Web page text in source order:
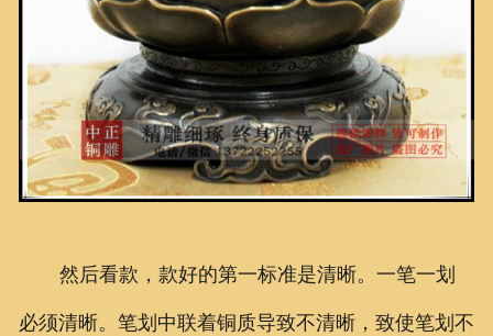
然后看款，款好的第一标准是清晰。一笔一划
必须清晰。笔划中联着铜质导致不清晰，致使笔划不